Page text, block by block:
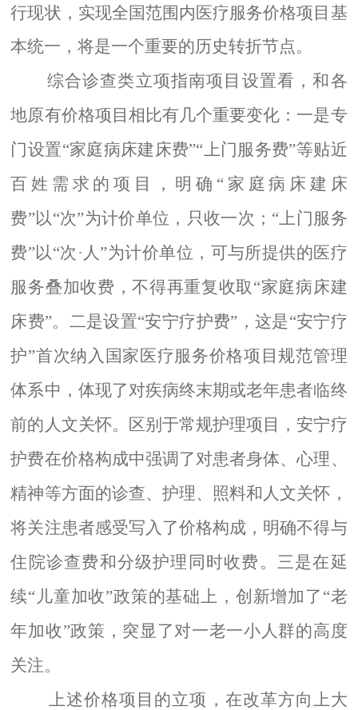
行现状，实现全国范围内医疗服务价格项目基
本统一，将是一个重要的历史转折节点。
综合诊查类立项指南项目设置看，和各
地原有价格项目相比有几个重要变化：一是专
门设置“家庭病床建床费”“上门服务费”等贴近
百姓需求的项目，明确“家庭病床建床
费”以“次”为计价单位，只收一次；“上门服务
费”以“次·人”为计价单位，可与所提供的医疗
服务叠加收费，不得再重复收取“家庭病床建
床费”。二是设置“安宁疗护费”，这是“安宁疗
护”首次纳入国家医疗服务价格项目规范管理
体系中，体现了对疾病终末期或老年患者临终
前的人文关怀。区别于常规护理项目，安宁疗
护费在价格构成中强调了对患者身体、心理、
精神等方面的诊查、护理、照料和人文关怀，
将关注患者感受写入了价格构成，明确不得与
住院诊查费和分级护理 同时收费。三是在延
续“儿童加收”政策的基础上，创新增加了“老
年加收”政策，突显了对一老一小人群的高度
关注。
上述价格项目的立项，在改革方向上大